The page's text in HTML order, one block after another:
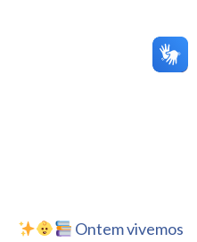
Ontem vivemos